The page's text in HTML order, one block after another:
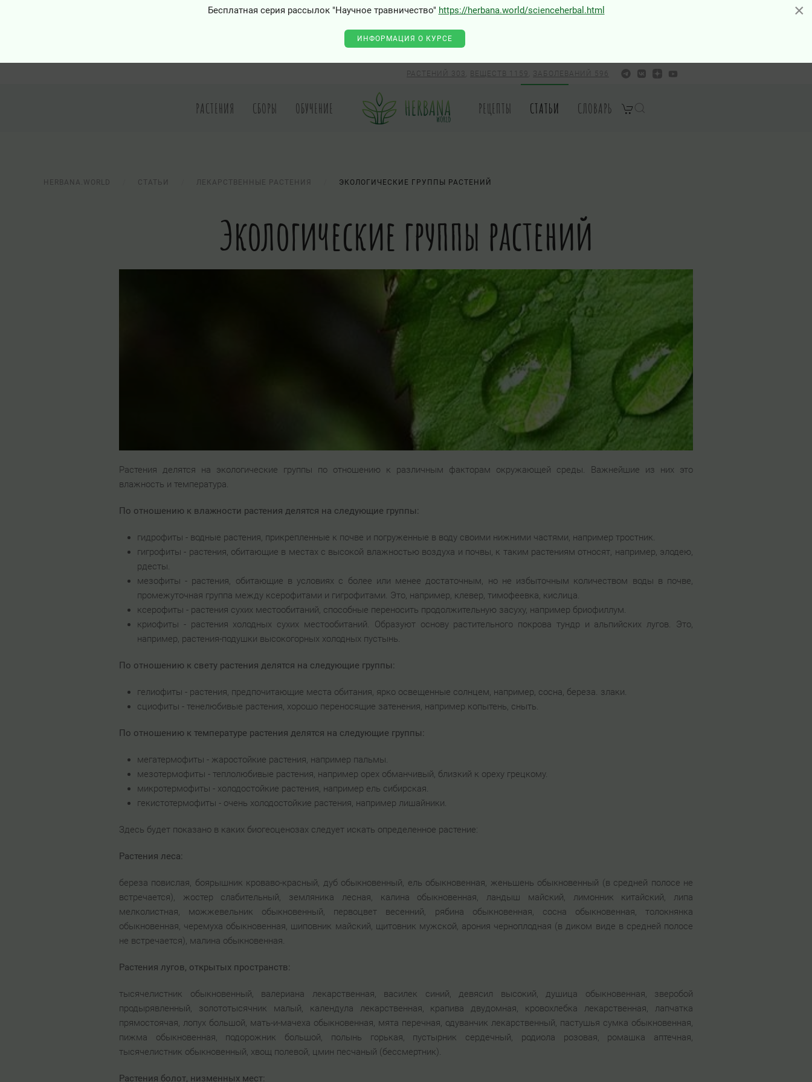
×
Бесплатная серия рассылок "Научное травничество" https://herbana.world/scienceherbal.html
ИНФОРМАЦИЯ О КУРСЕ
РАСТЕНИЙ 303 ВЕЩЕСТВ 1159 ЗАБОЛЕВАНИЙ 596
РАСТЕНИЯ СБОРЫ ОБУЧЕНИЕ РЕЦЕПТЫ СТАТЬИ СЛОВАРЬ
HERBANA.WORLD СТАТЬИ ЛЕКАРСТВЕННЫЕ РАСТЕНИЯ ЭКОЛОГИЧЕСКИЕ ГРУППЫ РАСТЕНИЙ
Экологические группы растений
Растения делятся на экологические группы по отношению к различным факторам окружающей среды. Важнейшие из них это
влажность и температура.
По отношению к влажности растения делятся на следующие группы:
гидрофиты - водные растения, прикрепленные к почве и погруженные в воду своими нижними частями, например тростник.
гигрофиты - растения, обитающие в местах с высокой влажностью воздуха и почвы, к таким растениям относят, например, элодею,
рдесты.
мезофиты - растения, обитающие в условиях с более или менее достаточным, но не избыточным количеством воды в почве,
промежуточная группа между ксерофитами и гигрофитами. Это, например, клевер, тимофеевка, кислица.
ксерофиты - растения сухих местообитаний, способные переносить продолжительную засуху, например бриофиллум.
криофиты - растения холодных сухих местообитаний. Образуют основу растительного покрова тундр и альпийских лугов. Это,
например, растения-подушки высокогорных холодных пустынь.
По отношению к свету растения делятся на следующие группы:
гелиофиты - растения, предпочитающие места обитания, ярко освещенные солнцем, например, сосна, береза. злаки.
сциофиты - тенелюбивые растения, хорошо переносящие затенения, например копытень, сныть.
По отношению к температуре растения делятся на следующие группы:
мегатермофиты - жаростойкие растения, например пальмы.
мезотермофиты - теплолюбивые растения, например орех обманчивый, близкий к ореху грецкому.
микротермофиты - холодостойкие растения, например ель сибирская.
гекистотермофиты - очень холодостойкие растения, например лишайники.
Здесь будет показано в каких биогеоценозах следует искать определенное растение:
Растения леса:
береза повислая, боярышник кроваво-красный, дуб обыкновенный, ель обыкновенная, женьшень обыкновенный (в средней полосе не
встречается), жостер слабительный, земляника лесная, калина обыкновенная, ландыш майский, лимонник китайский, липа
мелколистная, можжевельник обыкновенный, первоцвет весенний, рябина обыкновенная, сосна обыкновенная, толокнянка
обыкновенная, черемуха обыкновенная, шиповник майский, щитовник мужской, арония черноплодная (в диком виде в средней полосе
не встречается), малина обыкновенная.
Растения лугов, открытых пространств:
тысячелистник обыкновенный, валериана лекарственная, василек синий, девясил высокий, душица обыкновенная, зверобой
продырявленный, золототысячник малый, календула лекарственная, крапива двудомная, кровохлебка лекарственная, лапчатка
прямостоячая, лопух большой, мать-и-мачеха обыкновенная, мята перечная, одуванчик лекарственный, пастушья сумка обыкновенная,
пижма обыкновенная, подорожник большой, полынь горькая, пустырник сердечный, родиола розовая, ромашка аптечная,
тысячелистник обыкновенный, хвощ полевой, цмин песчаный (бессмертник).
Растения болот, низменных мест:
×